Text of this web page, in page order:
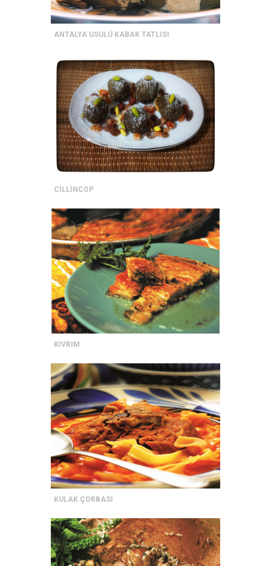
ANTALYA USULÜ KABAK TATLISI
CİLLİNCOP
KIVRIM
KULAK ÇORBASI